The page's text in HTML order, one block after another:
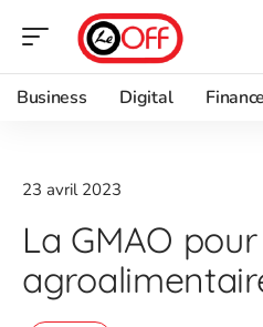
Business Digital Finance
23 avril 2023
La GMAO